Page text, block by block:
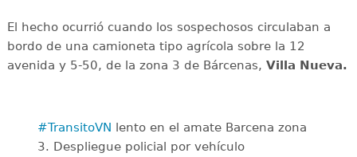
El hecho ocurrió cuando los sospechosos circulaban a
bordo de una camioneta tipo agrícola sobre la 12
avenida y 5-50, de la zona 3 de Bárcenas, Villa Nueva.
#TransitoVN lento en el amate Barcena zona
3. Despliegue policial por vehículo